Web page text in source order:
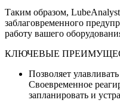
Таким образом,
заблаговременного
работу вашего
КЛЮЧЕВЫЕ
Позволяет
Своевременное
запланировать и